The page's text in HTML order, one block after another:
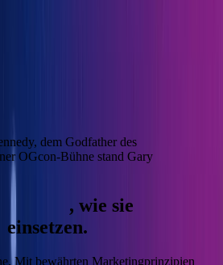
dem Godfather des
OGcon-Bühne stand Gary
, wie sie
einsetzen.
Mit bewährten Marketingprinzipien